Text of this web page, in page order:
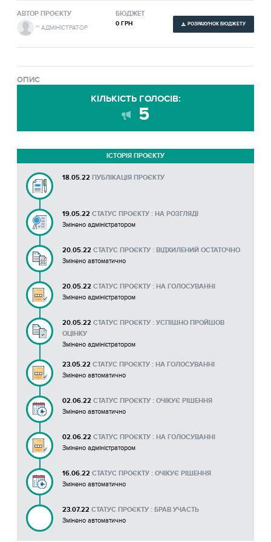
АВТОР ПРОЄКТУ
** АДМІНІСТРАТОР
БЮДЖЕТ
0 ГРН РОЗРАХУНОК БЮДЖЕТУ
ОПИС
КІЛЬКІСТЬ ГОЛОСІВ:
5
ІСТОРІЯ ПРОЄКТУ
18.05.22 ПУБЛІКАЦІЯ ПРОЄКТУ
19.05.22 СТАТУС ПРОЄКТУ : НА РОЗГЛЯДІ
Змінено адміністратором
20.05.22 СТАТУС ПРОЄКТУ : ВІДХИЛЕНИЙ ОСТАТОЧНО
Змінено автоматично
20.05.22 СТАТУС ПРОЄКТУ : НА ГОЛОСУВАННІ
Змінено адміністратором
20.05.22 СТАТУС ПРОЄКТУ : УСПІШНО ПРОЙШОВ
ОЦІНКУ
Змінено адміністратором
23.05.22 СТАТУС ПРОЄКТУ : НА ГОЛОСУВАННІ
Змінено автоматично
02.06.22 СТАТУС ПРОЄКТУ : ОЧІКУЄ РІШЕННЯ
Змінено автоматично
02.06.22 СТАТУС ПРОЄКТУ : НА ГОЛОСУВАННІ
Змінено адміністратором
16.06.22 СТАТУС ПРОЄКТУ : ОЧІКУЄ РІШЕННЯ
Змінено автоматично
23.07.22 СТАТУС ПРОЄКТУ : БРАВ УЧАСТЬ
Змінено автоматично